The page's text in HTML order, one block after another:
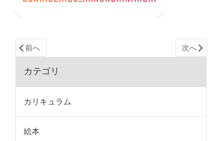
前へ 次へ
カテゴリ
カリキュラム
絵本